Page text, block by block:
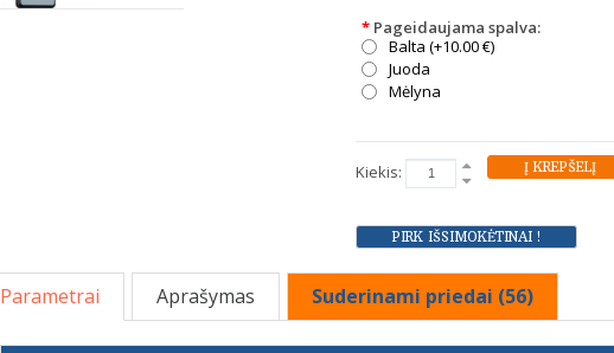
* Pageidaujama spalva:
Balta (+10.00 €)
Juoda
Mėlyna
Kiekis:
Parametrai Aprašymas Suderinami priedai (56)